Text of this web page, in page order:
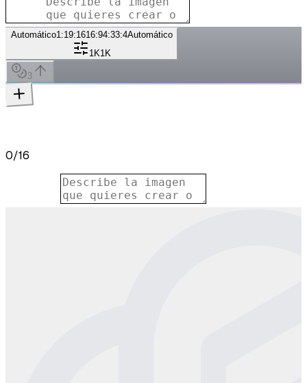
Automático1:1 9:1616:94:33:4Automático
1K1K
3
0/16